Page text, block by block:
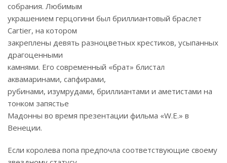
собрания. Любимым
украшением герцогини был бриллиантовый браслет
Cartier, на котором
закреплены девять разноцветных крестиков, усыпанных
драгоценными
камнями. Его современный «брат» блистал
аквамаринами, сапфирами,
рубинами, изумрудами, бриллиантами и аметистами на
тонком запястье
Мадонны во время презентации фильма «W.E.» в
Венеции.
Если королева попа предпочла соответствующие своему